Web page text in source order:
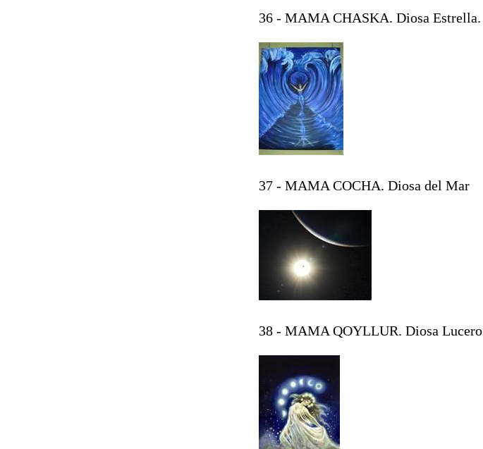
36 - MAMA CHASKA. Diosa Estrella.
37 - MAMA COCHA. Diosa del Mar
38 - MAMA QOYLLUR. Diosa Lucero